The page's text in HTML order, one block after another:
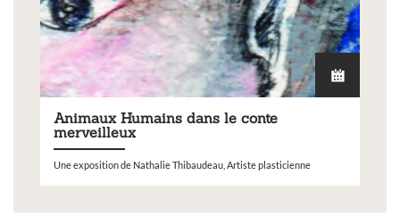
Animaux Humains dans le conte
merveilleux
Une exposition de Nathalie Thibaudeau, Artiste plasticienne